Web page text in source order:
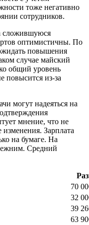
тоже негативно
сотрудников.
сложившуюся
оптимистичны. По
повышения
случае майский
общий уровень
повысится из-за
могут надеяться на
мнение, что не
изменения. Зарплата
на бумаге. На
Средний
70
32
39
63